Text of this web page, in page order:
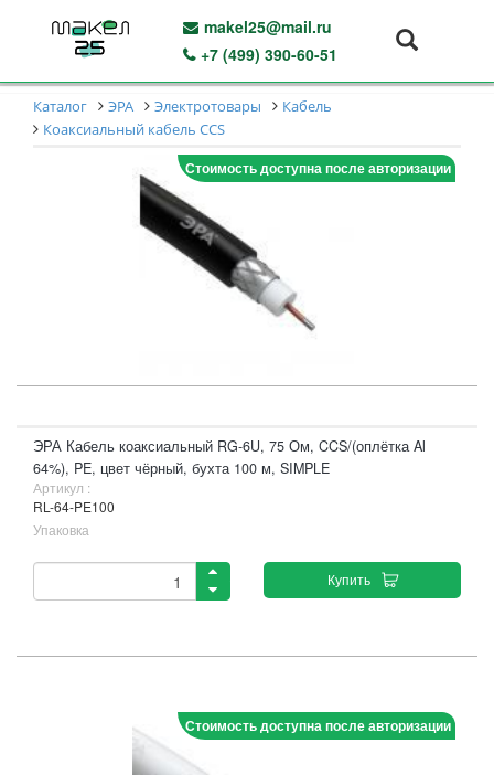
makel25@mail.ru
+7 (499) 390-60-51
Каталог ЭРА Электротовары
Кабель
Коаксиальный кабель CCS
Стоимость доступна после авторизации
ЭРА Кабель коаксиальный RG-6U, 75 Ом, CCS/(оплётка Al
64%), PE, цвет чёрный, бухта 100 м, SIMPLE
Артикул :
RL-64-PE100
Упаковка
Купить
Стоимость доступна после авторизации